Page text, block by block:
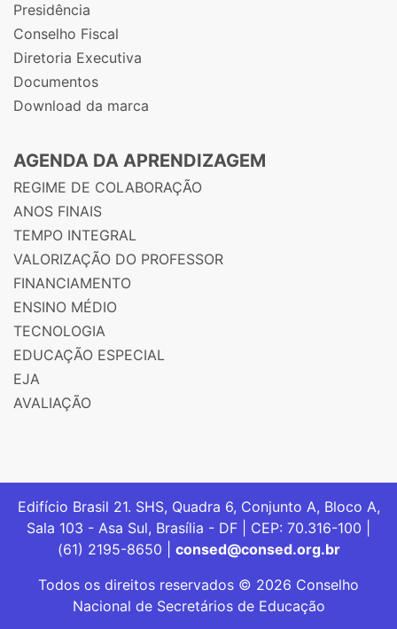
Presidência
Conselho Fiscal
Diretoria Executiva
Documentos
Download da marca
AGENDA DA APRENDIZAGEM
REGIME DE COLABORAÇÃO
ANOS FINAIS
TEMPO INTEGRAL
VALORIZAÇÃO DO PROFESSOR
FINANCIAMENTO
ENSINO MÉDIO
TECNOLOGIA
EDUCAÇÃO ESPECIAL
EJA
AVALIAÇÃO
Edifício Brasil 21. SHS, Quadra 6, Conjunto A, Bloco A,
Sala 103 - Asa Sul, Brasília - DF | CEP: 70.316-100 |
(61) 2195-8650 | consed@consed.org.br
Todos os direitos reservados © 2026 Conselho
Nacional de Secretários de Educação